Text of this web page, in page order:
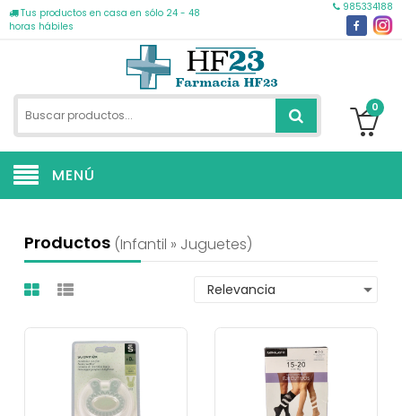
Tus productos en casa en sólo 24 - 48
horas hábiles
985334188
0
MENÚ
Productos (infantil » Juguetes)